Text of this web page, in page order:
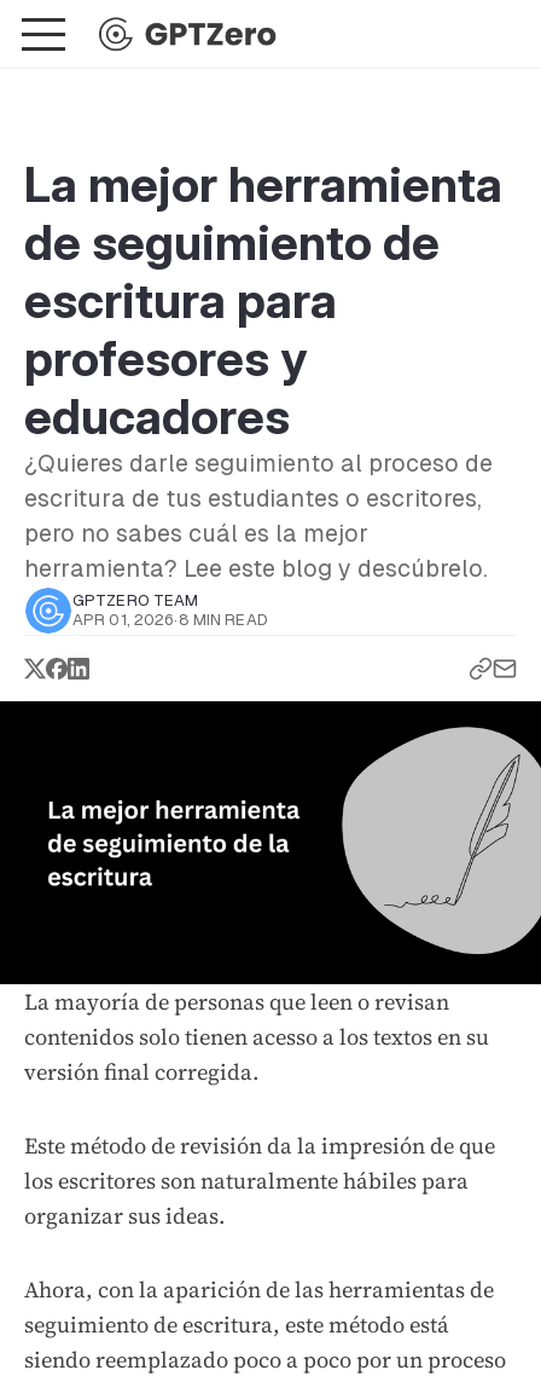
La mejor herramienta
de seguimiento de
escritura para
profesores y
educadores
¿Quieres darle seguimiento al proceso de
escritura de tus estudiantes o escritores,
pero no sabes cuál es la mejor
herramienta? Lee este blog y descúbrelo.
GPTZERO TEAM
APR 01, 2026· 8 MIN READ
La mayoría de personas que leen o revisan
contenidos solo tienen acesso a los textos en su
versión final corregida.
Este método de revisión da la impresión de que
los escritores son naturalmente hábiles para
organizar sus ideas.
Ahora, con la aparición de las herramientas de
seguimiento de escritura, este método está
siendo reemplazado poco a poco por un proceso